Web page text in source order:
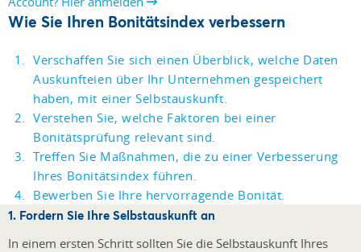
Wie Sie Ihren Bonitätsindex verbessern
Verschaffen Sie sich einen Überblick, welche Daten
Auskunfteien über Ihr Unternehmen gespeichert
haben, mit einer Selbstauskunft.
Verstehen Sie, welche Faktoren bei einer
Bonitätsprüfung relevant sind.
Treffen Sie Maßnahmen, die zu einer Verbesserung
Ihres Bonitätsindex führen.
Bewerben Sie Ihre hervorragende Bonität.
1. Fordern Sie Ihre Selbstauskunft an
In einem ersten Schritt sollten Sie die Selbstauskunft Ihres